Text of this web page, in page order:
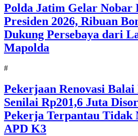
Polda Jatim Gelar Nobar
Presiden 2026, Ribuan
Dukung Persebaya dari
Mapolda
#
Pekerjaan Renovasi
Senilai Rp201,6 Juta
Pekerja Terpantau Tidak
APD K3